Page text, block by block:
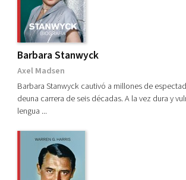
PALABRA DE
SEGUNDA GUERRA MUNDIAL
Ver todas... (11)
MATERIAS
Cine. Actores
Cine. Directores
Cine. Ensayo
Cine. Géneros
Barbara Stanwyck
Axel Madsen
Barbara Stanwyck cautivó a millones de
deuna carrera de seis décadas. A la vez dura y
lengua ...